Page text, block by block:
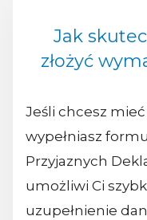
Jak
złożyć
Jeśli chcesz
wypełniasz
Przyjaznych
umożliwi Ci
uzupełnienie